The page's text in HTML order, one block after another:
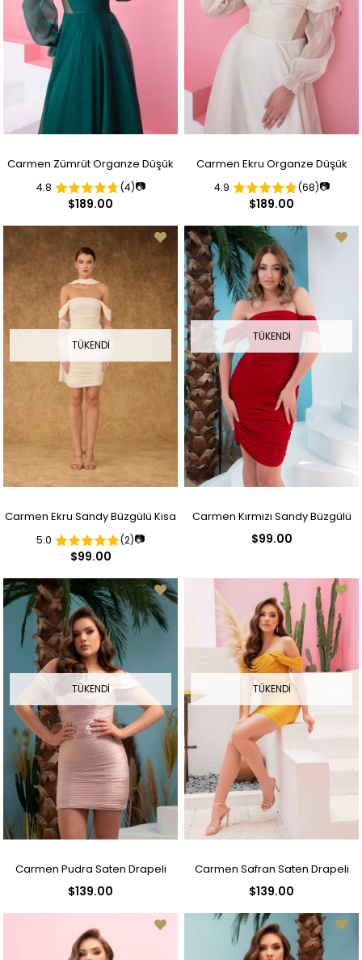
Carmen Zümrüt Organze Düşük
Kollu Nişan Abiye Elbise
4.8 (4)📷
$189.00
Carmen Ekru Organze Düşük
Kollu Nikah Abiye Elbise
4.9 (68)📷
$189.00
TÜKENDI
Carmen Ekru Sandy Büzgülü Kısa
Nikah Abiye Elbise
5.0 (2)📷
$99.00
TÜKENDI
Carmen Kırmızı Sandy Büzgülü
$99.00
TÜKENDI
Carmen Pudra Saten Drapeli
$139.00
TÜKENDI
Carmen Safran Saten Drapeli
$139.00